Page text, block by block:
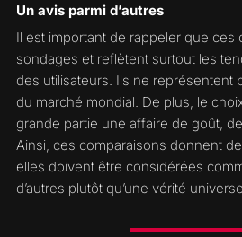
Un avis parmi d’autres
Il est important de rappeler que
sondages et reflètent surtout les
des utilisateurs. Ils ne représentent
du marché mondial. De plus, le
grande partie une affaire de goût,
Ainsi, ces comparaisons donnent
elles doivent être considérées
d’autres plutôt qu’une vérité